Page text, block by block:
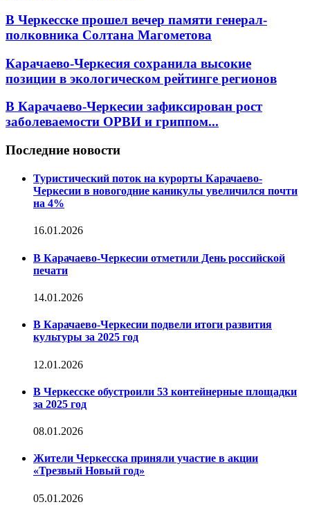
В Черкесске прошел вечер памяти генерал-
полковника Солтана Магометова
Карачаево-Черкесия сохранила высокие
позиции в экологическом рейтинге регионов
В Карачаево-Черкесии зафиксирован рост
заболеваемости ОРВИ и гриппом...
Последние новости
Туристический поток на курорты Карачаево-
Черкесии в новогодние каникулы увеличился почти
на 4%
16.01.2026
В Карачаево-Черкесии отметили День российской
печати
14.01.2026
В Карачаево-Черкесии подвели итоги развития
культуры за 2025 год
12.01.2026
В Черкесске обустроили 53 контейнерные площадки
за 2025 год
08.01.2026
Жители Черкесска приняли участие в акции
«Трезвый Новый год»
05.01.2026